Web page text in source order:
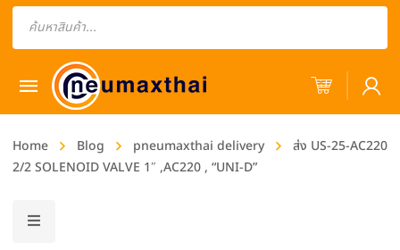
Products
search
Home Blog pneumaxthai delivery
ส่ง US-25-AC220
2/2 SOLENOID VALVE 1″ ,AC220 , “UNI-D”